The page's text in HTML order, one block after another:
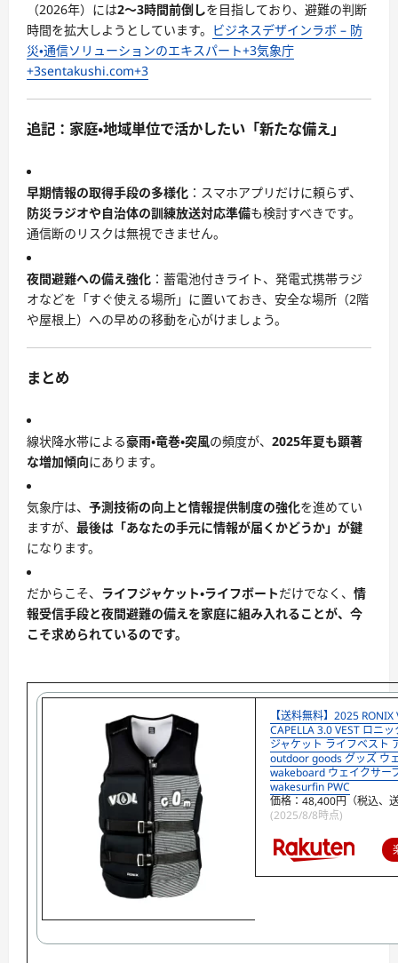
（2026年）には2〜3時間前倒しを目指しており、避難の判断
時間を拡大しようとしています。 ビジネスデザインラボ – 防
災・通信ソリューションのエキスパート+3気象庁
+3sentakushi.com+3
追記：家庭・地域単位で活かしたい「新たな備え」
早期情報の取得手段の多様化 ：スマホアプリだけに頼らず、
防災ラジオや自治体の訓練放送対応準備も検討すべきです。
通信断のリスクは無視できません。
夜間避難への備え強化 ：蓄電池付きライト、発電式携帯ラジ
オなどを「すぐ使える場所」に置いておき、安全な場所（2階
や屋根上）への早めの移動を心がけましょう。
まとめ
線状降水帯による豪雨・竜巻・突風の頻度が、 2025年夏も顕著
な増加傾向にあります。
気象庁は、 予測技術の向上と情報提供制度の強化を進めてい
ますが、 最後は「あなたの手元に情報が届くかどうか」が鍵
になります。
だからこそ、 ライフジャケット・ライフボートだけでなく、 情
報受信手段と夜間避難の備えを家庭に組み入れることが、今
こそ求められているのです。
【送料無料】2025 RONIX
CAPELLA 3.0 VEST ロニ
ジャケット ライフベスト
outdoor goods グッズ ウ
wakeboard ウェイクサー
wakesurfin PWC
価格：48,400円（税込、
(2025/8/8時点)